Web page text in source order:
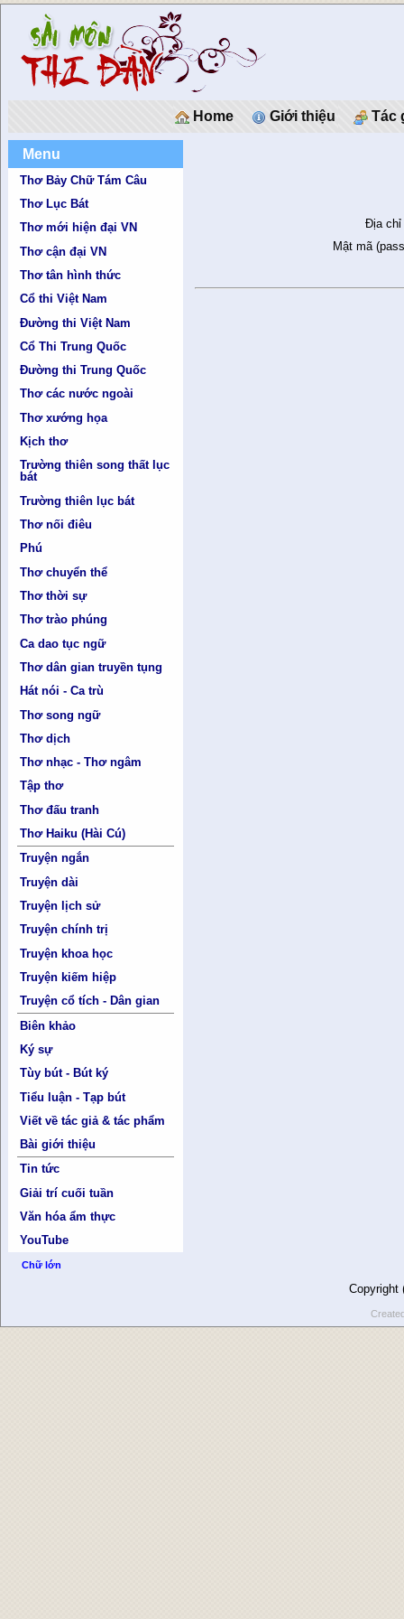
Home Giới thiệu Tác
Menu
Thơ Bảy Chữ Tám Câu
Thơ Lục Bát
Thơ mới hiện đại VN
Thơ cận đại VN
Thơ tân hình thức
Cổ thi Việt Nam
Đường thi Việt Nam
Cổ Thi Trung Quốc
Đường thi Trung Quốc
Thơ các nước ngoài
Thơ xướng họa
Kịch thơ
Trường thiên song thất lục
bát
Trường thiên lục bát
Thơ nối điêu
Phú
Thơ chuyển thể
Thơ thời sự
Thơ trào phúng
Ca dao tục ngữ
Thơ dân gian truyền tụng
Hát nói - Ca trù
Thơ song ngữ
Thơ dịch
Thơ nhạc - Thơ ngâm
Tập thơ
Thơ đấu tranh
Thơ Haiku (Hài Cú)
Truyện ngắn
Truyện dài
Truyện lịch sử
Truyện chính trị
Truyện khoa học
Truyện kiếm hiệp
Truyện cổ tích - Dân gian
Biên khảo
Ký sự
Tùy bút - Bút ký
Tiểu luận - Tạp bút
Viết về tác giả & tác phẩm
Bài giới thiệu
Tin tức
Giải trí cuối tuần
Văn hóa ẩm thực
YouTube
Chữ lớn
Địa chỉ
Mật mã
Copyright